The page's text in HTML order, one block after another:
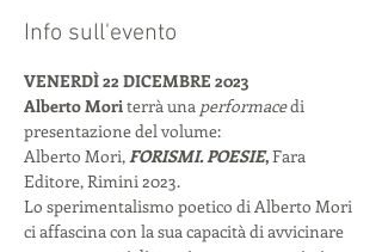
Info sull'evento
VENERDÌ 22 DICEMBRE 2023
Alberto Mori terrà una performace di
presentazione del volume:
Alberto Mori, FORISMI. POESIE, Fara
Editore, Rimini 2023.
Lo sperimentalismo poetico di Alberto Mori
ci affascina con la sua capacità di avvicinare